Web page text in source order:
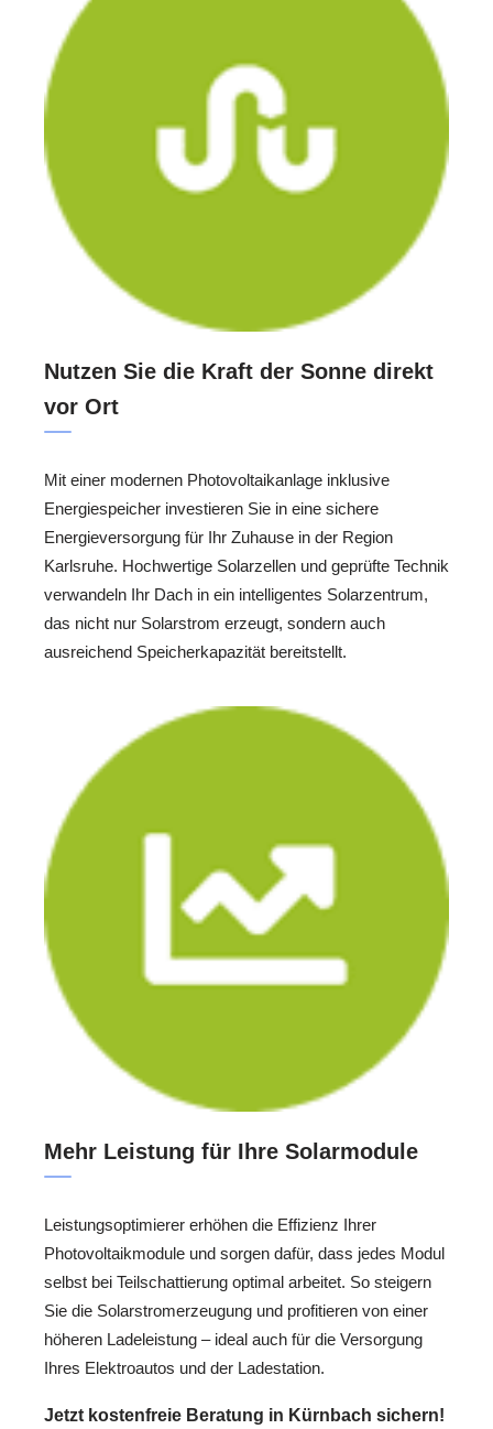
Nutzen Sie die Kraft der Sonne direkt
vor Ort
Mit einer modernen Photovoltaikanlage inklusive
Energiespeicher investieren Sie in eine sichere
Energieversorgung für Ihr Zuhause in der Region
Karlsruhe. Hochwertige Solarzellen und geprüfte Technik
verwandeln Ihr Dach in ein intelligentes Solarzentrum,
das nicht nur Solarstrom erzeugt, sondern auch
ausreichend Speicherkapazität bereitstellt.
Mehr Leistung für Ihre Solarmodule
Leistungsoptimierer erhöhen die Effizienz Ihrer
Photovoltaikmodule und sorgen dafür, dass jedes Modul
selbst bei Teilschattierung optimal arbeitet. So steigern
Sie die Solarstromerzeugung und profitieren von einer
höheren Ladeleistung – ideal auch für die Versorgung
Ihres Elektroautos und der Ladestation.
Jetzt kostenfreie Beratung in Kürnbach sichern!